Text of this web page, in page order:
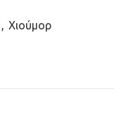
Χιούμορ